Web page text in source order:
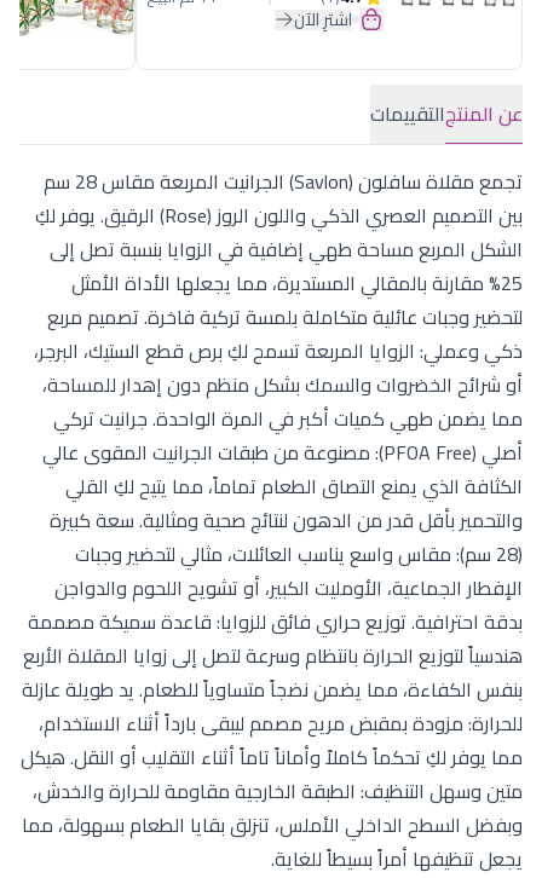
اشترِ الآن
عن المنتجالتقييمات
تجمع مقلاة سافلون (Savlon) الجرانيت المربعة مقاس 28 سم
بين التصميم العصري الذكي واللون الروز (Rose) الرقيق. يوفر لكِ
الشكل المربع مساحة طهي إضافية في الزوايا بنسبة تصل إلى
25% مقارنة بالمقالي المستديرة، مما يجعلها الأداة الأمثل
لتحضير وجبات عائلية متكاملة بلمسة تركية فاخرة. تصميم مربع
ذكي وعملي: الزوايا المربعة تسمح لكِ برص قطع الستيك، البرجر،
أو شرائح الخضروات والسمك بشكل منظم دون إهدار للمساحة،
مما يضمن طهي كميات أكبر في المرة الواحدة. جرانيت تركي
أصلي (PFOA Free): مصنوعة من طبقات الجرانيت المقوى عالي
الكثافة الذي يمنع التصاق الطعام تماماً، مما يتيح لكِ القلي
والتحمير بأقل قدر من الدهون لنتائج صحية ومثالية. سعة كبيرة
(28 سم): مقاس واسع يناسب العائلات، مثالي لتحضير وجبات
الإفطار الجماعية، الأومليت الكبير، أو تشويح اللحوم والدواجن
بدقة احترافية. توزيع حراري فائق للزوايا: قاعدة سميكة مصممة
هندسياً لتوزيع الحرارة بانتظام وسرعة لتصل إلى زوايا المقلاة الأربع
بنفس الكفاءة، مما يضمن نضجاً متساوياً للطعام. يد طويلة عازلة
للحرارة: مزودة بمقبض مريح مصمم ليبقى بارداً أثناء الاستخدام،
مما يوفر لكِ تحكماً كاملاً وأماناً تاماً أثناء التقليب أو النقل. هيكل
متين وسهل التنظيف: الطبقة الخارجية مقاومة للحرارة والخدش،
وبفضل السطح الداخلي الأملس، تنزلق بقايا الطعام بسهولة، مما
يجعل تنظيفها أمراً بسيطاً للغاية.